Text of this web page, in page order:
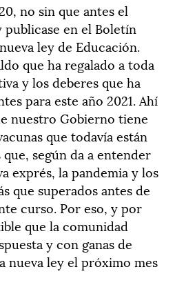
no sin que antes el
en el Boletín
ley de Educación.
que ha regalado a toda
y los deberes que ha
para este año 2021. Ahí
nuestro Gobierno tiene
que todavía están
según da a entender
exprés, la pandemia y los
que superados antes de
curso. Por eso, y por
que la comunidad
y con ganas de
nueva ley el próximo mes